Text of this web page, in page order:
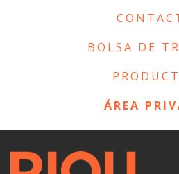
BOLSA DE
ÁREA